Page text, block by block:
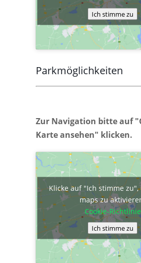
Ich stimme zu
Parkmöglichkeiten
Zur Navigation bitte auf
Karte ansehen" klicken.
Klicke auf "Ich stimme zu",
maps zu
Cookie-Richtlinie
Ich stimme zu